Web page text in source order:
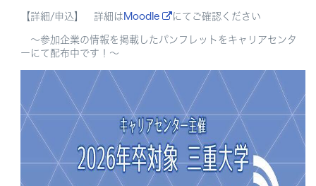
【詳細/申込】 詳細は Moodle にてご確認ください
～参加企業の情報を掲載したパンフレットをキャリアセンタ
ーにて配布中です！～